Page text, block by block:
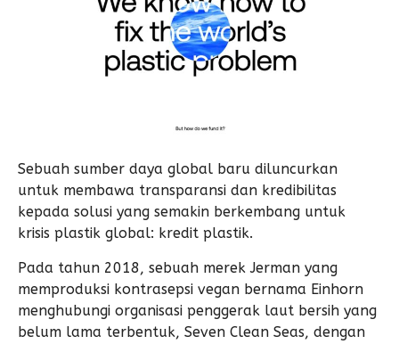
Sebuah sumber daya global baru diluncurkan
untuk membawa transparansi dan kredibilitas
kepada solusi yang semakin berkembang untuk
krisis plastik global: kredit plastik.
Pada tahun 2018, sebuah merek Jerman yang
memproduksi kontrasepsi vegan bernama Einhorn
menghubungi organisasi penggerak laut bersih yang
belum lama terbentuk, Seven Clean Seas, dengan